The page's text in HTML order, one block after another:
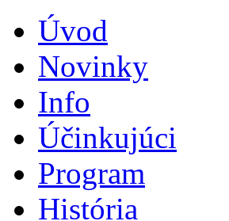
Úvod
Novinky
Info
Účinkujúci
Program
História